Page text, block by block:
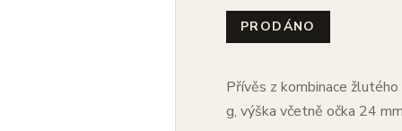
PRODÁNO
Přívěs z kombinace
g, výška včetně očka 24